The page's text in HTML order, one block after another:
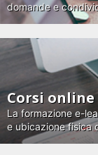
domande e
Corsi online
La formazione e-
e ubicazione fisica